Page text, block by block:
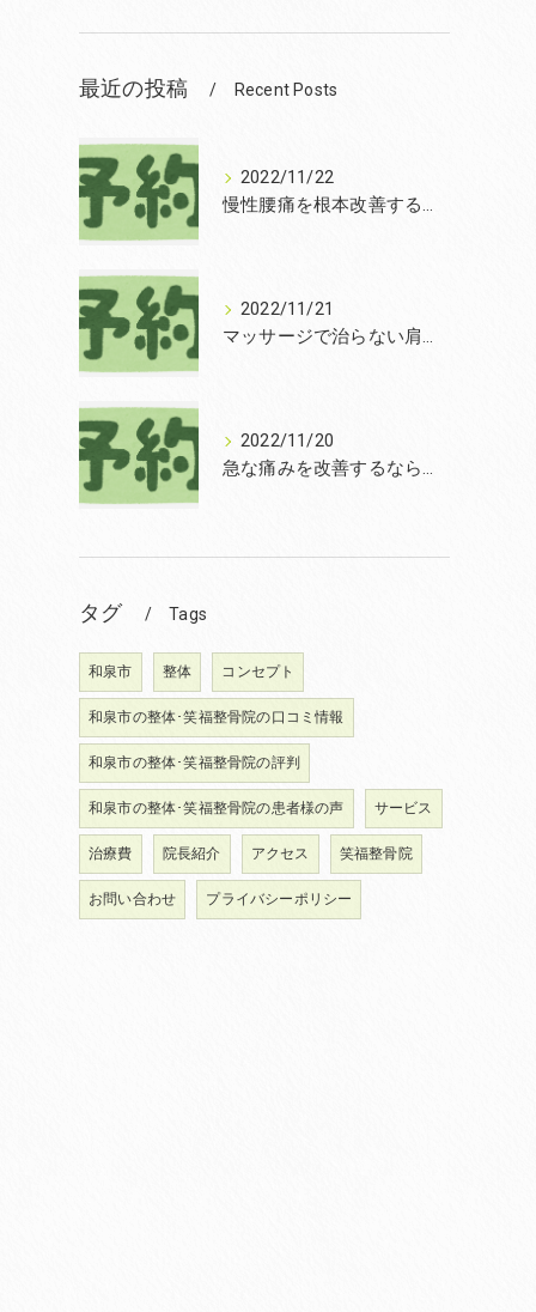
最近の投稿 Recent Posts
2022/11/22
慢性腰痛を根本改善するなら和泉市の笑福整骨院【2022年11月22日の予約状況】
2022/11/21
マッサージで治らない肩こりを改善する無痛整体和泉市笑福整骨院【2022年11月21日の予約状況】
2022/11/20
急な痛みを改善するなら和泉市の土日診療の笑福整骨院【2022年11月20日の予約状況】
タグ Tags
和泉市 整体 コンセプト
和泉市の整体･笑福整骨院の口コミ情報
和泉市の整体･笑福整骨院の評判
和泉市の整体･笑福整骨院の患者様の声 サービス
治療費 院長紹介 アクセス 笑福整骨院
お問い合わせ プライバシーポリシー